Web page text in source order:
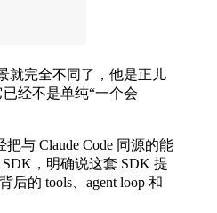
就完全不同了，他是正儿
经不是单纯“一个会
与 Claude Code 同源的能
SDK，明确说这套 SDK 提
后的 tools、agent loop 和